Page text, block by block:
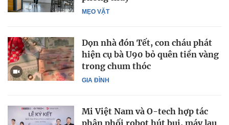
MẸO VẶT
GIA ĐÌNH
Dọn nhà đón Tết, con cháu phát
hiện cụ bà U90 bỏ quên tiền vàng
trong chum thóc
Mi Việt Nam và O-tech hợp tác
phân phối robot hút bụi, máy lau